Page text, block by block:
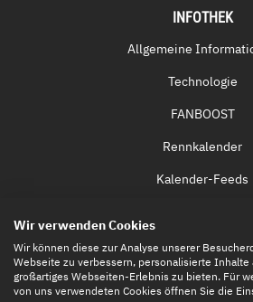
INFOTHEK
Allgemeine
Technologie
FANBOOST
Rennkalender
Kalender-Feeds
Eintrittskarten
Wir verwenden Cookies
Wir können diese zur Analyse unserer
Webseite zu verbessern, personalisierte
großartiges Webseiten-Erlebnis zu bieten. Für
von uns verwendeten Cookies öffnen Sie die